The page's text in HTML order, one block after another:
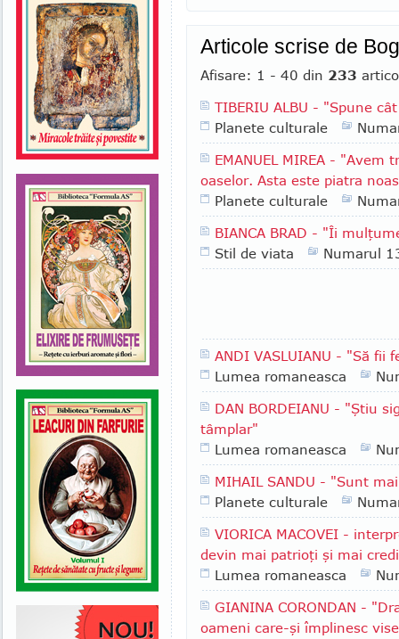
Articole scrise de
Afisare: 1 - 40 din 233
TIBERIU ALBU - "Spune
Planete culturale
EMANUEL MIREA -
oaselor. Asta este piatra
Planete culturale
BIANCA BRAD - "Îi
Stil de viata
Numarul
ANDI VASLUIANU - "Să fii
Lumea romaneasca
DAN BORDEIANU - "Ştiu
tâmplar"
Lumea romaneasca
MIHAIL SANDU - "Sunt
Planete culturale
VIORICA MACOVEI -
devin mai patrioţi şi mai
Lumea romaneasca
GIANINA CORONDAN -
oameni care-şi împlinesc